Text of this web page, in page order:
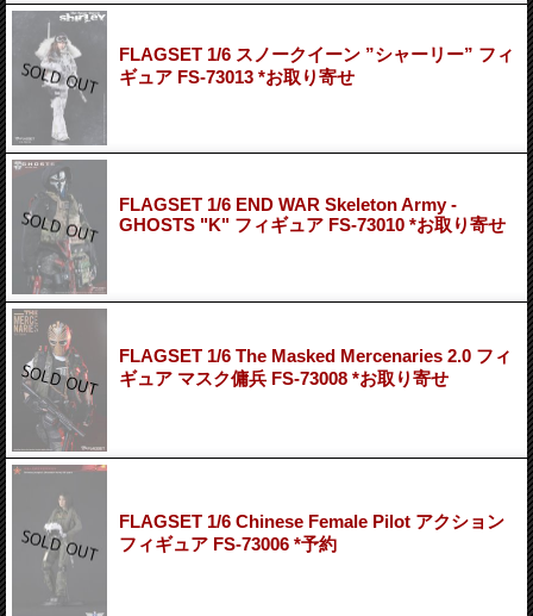
FLAGSET 1/6 スノークイーン ”シャーリー” フィ
ギュア FS-73013 *お取り寄せ
FLAGSET 1/6 END WAR Skeleton Army -
GHOSTS "K" フィギュア FS-73010 *お取り寄せ
FLAGSET 1/6 The Masked Mercenaries 2.0 フィ
ギュア マスク傭兵 FS-73008 *お取り寄せ
FLAGSET 1/6 Chinese Female Pilot アクション
フィギュア FS-73006 *予約